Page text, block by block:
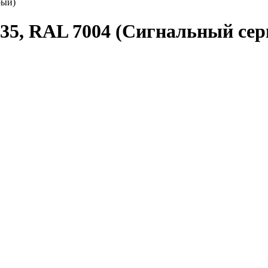
RAL 7004 (Сигнальный